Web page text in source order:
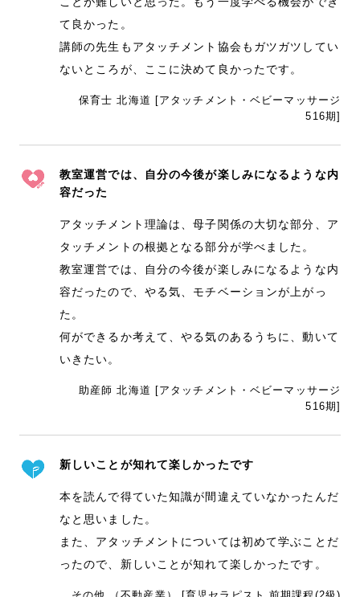
て良かった。
講師の先生もアタッチメント協会もガツガツしてい
ないところが、ここに決めて良かったです。
保育士 北海道 [アタッチメント・ベビーマッサージ
516期]
教室運営では、自分の今後が楽しみになるような内
容だった
アタッチメント理論は、母子関係の大切な部分、ア
タッチメントの根拠となる部分が学べました。
教室運営では、自分の今後が楽しみになるような内
容だったので、やる気、モチベーションが上がっ
た。
何ができるか考えて、やる気のあるうちに、動いて
いきたい。
助産師 北海道 [アタッチメント・ベビーマッサージ
516期]
新しいことが知れて楽しかったです
本を読んで得ていた知識が間違えていなかったんだ
なと思いました。
また、アタッチメントについては初めて学ぶことだ
ったので、新しいことが知れて楽しかったです。